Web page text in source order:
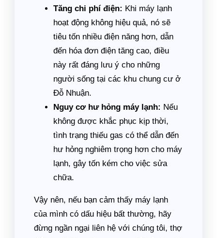
Tăng chi phí điện: Khi máy lạnh
hoạt động không hiệu quả, nó sẽ
tiêu tốn nhiều điện năng hơn, dẫn
đến hóa đơn điện tăng cao, điều
này rất đáng lưu ý cho những
người sống tại các khu chung cư ở
Đỗ Nhuận.
Nguy cơ hư hỏng máy lạnh: Nếu
không được khắc phục kịp thời,
tình trạng thiếu gas có thể dẫn đến
hư hỏng nghiêm trọng hơn cho máy
lạnh, gây tốn kém cho việc sửa
chữa.
Vậy nên, nếu bạn cảm thấy máy lạnh
của mình có dấu hiệu bất thường, hãy
đừng ngần ngại liên hệ với chúng tôi, thợ